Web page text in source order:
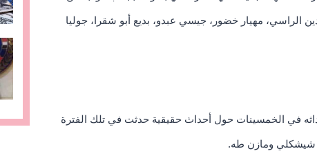
الراسي، مهيار خضور، جيسي عبدو، بديع أبو شقرا، جوليا
في الخمسينات حول أحداث حقيقية حدثت في تلك الفترة
شيشكلي ومازن طه.